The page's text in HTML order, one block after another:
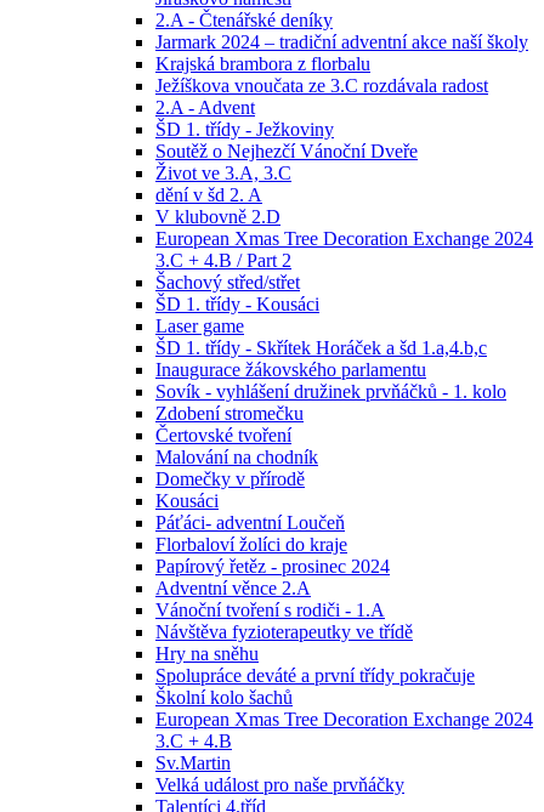
2.A - Čtenářské deníky
Jarmark 2024 – tradiční adventní akce naší školy
Krajská brambora z florbalu
Ježíškova vnoučata ze 3.C rozdávala radost
2.A - Advent
ŠD 1. třídy - Ježkoviny
Soutěž o Nejhezčí Vánoční Dveře
Život ve 3.A, 3.C
dění v šd 2. A
V klubovně 2.D
European Xmas Tree Decoration Exchange 2024
3.C + 4.B / Part 2
Šachový střed/střet
ŠD 1. třídy - Kousáci
Laser game
ŠD 1. třídy - Skřítek Horáček a šd 1.a,4.b,c
Inaugurace žákovského parlamentu
Sovík - vyhlášení družinek prvňáčků - 1. kolo
Zdobení stromečku
Čertovské tvoření
Malování na chodník
Domečky v přírodě
Kousáci
Páťáci- adventní Loučeň
Florbaloví žolíci do kraje
Papírový řetěz - prosinec 2024
Adventní věnce 2.A
Vánoční tvoření s rodiči - 1.A
Návštěva fyzioterapeutky ve třídě
Hry na sněhu
Spolupráce deváté a první třídy pokračuje
Školní kolo šachů
European Xmas Tree Decoration Exchange 2024
3.C + 4.B
Sv.Martin
Velká událost pro naše prvňáčky
Talentíci 4.tříd